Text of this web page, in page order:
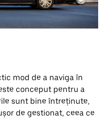
mod de a naviga în
conceput pentru a
sunt bine întreținute,
de gestionat, ceea ce